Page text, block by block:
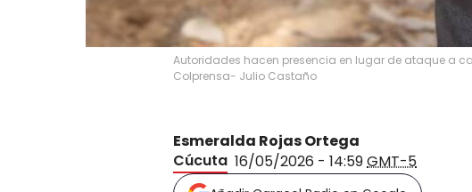
Autoridades hacen presencia en lugar de ataque a
Colprensa- Julio Castaño
Esmeralda Rojas Ortega
Cúcuta 16/05/2026 - 14:59GMT-5